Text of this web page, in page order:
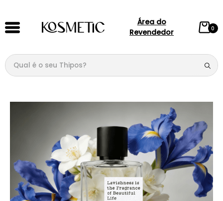
Área do
Revendedor
0
Qual é o seu Thipos?
1º
144
5º
107
6º
105